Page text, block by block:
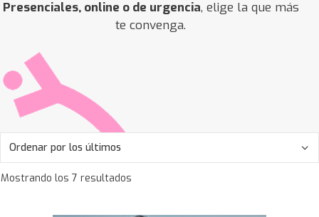
Presenciales, online o de urgencia, elige la que más
te convenga.
Mostrando los 7 resultados